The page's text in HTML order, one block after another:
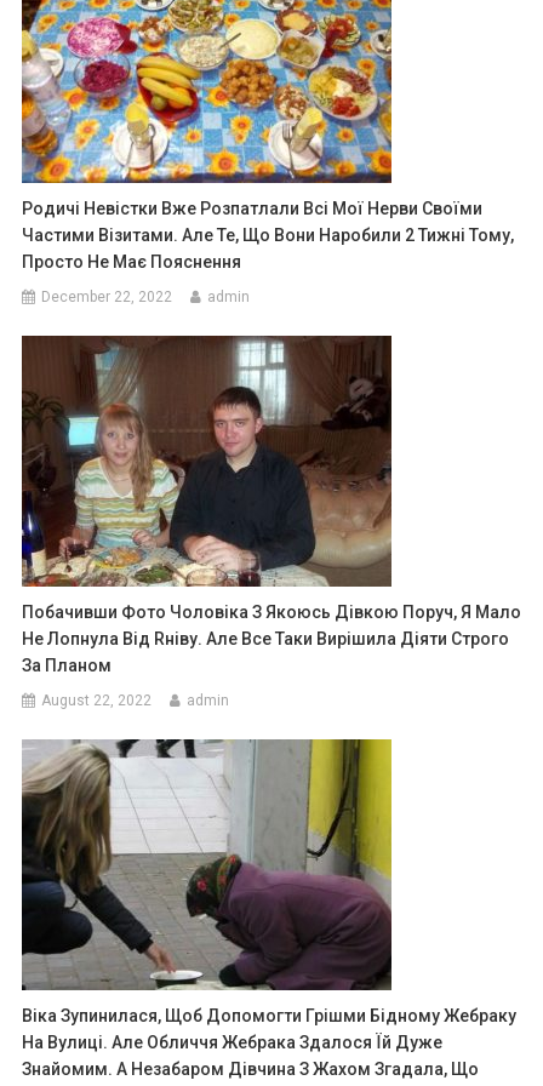
Родичі Невістки Вже Розпатлали Всі Мої Нерви Своїми
Частими Візитами. Але Те, Що Вони Наробили 2 Тижні Тому,
Просто Не Має Пояснення
December 22, 2022 admin
Побачивши Фото Чоловіка З Якоюсь Дівкою Поруч, Я Мало
Не Лопнула Від Rніву. Але Все Таки Вирішила Діяти Строго
За Планом
August 22, 2022 admin
Віка Зупинилася, Щоб Допомогти Грішми Бідному Жебраку
На Вулиці. Але Обличчя Жебрака Здалося Їй Дуже
Знайомим. А Незабаром Дівчина З Жахом Згадала, Що